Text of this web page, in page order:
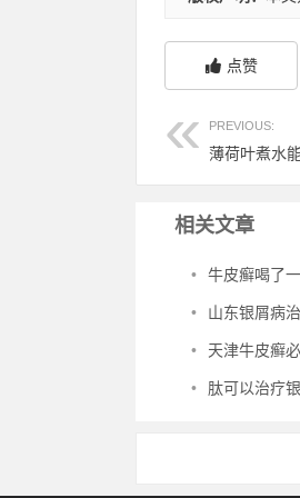
点赞
PREVIOUS:
薄荷叶煮水
相关文章
• 牛皮癣喝了一
• 山东银屑病治
• 天津牛皮癣
• 肽可以治疗